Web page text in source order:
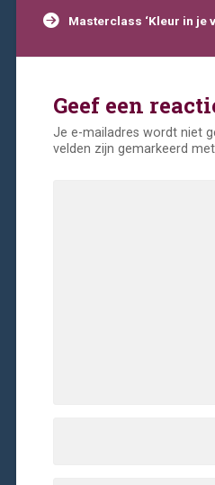
Masterclass ‘Kleur in je
Geef een
Je e-mailadres wordt niet
velden zijn gemarkeerd met